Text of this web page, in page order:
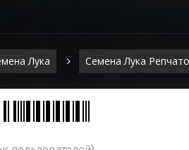
Лука Семена Лука